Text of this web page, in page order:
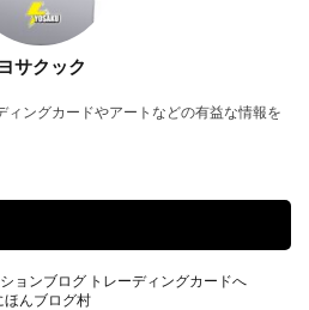
ヨサクック
ングカードやアートなどの有益な情報を
ほんブログ村
StockX
TIME DILATION
VMAXクライマックス
Vジャンプ7月号
2021
ンダーズ
アルセウスV